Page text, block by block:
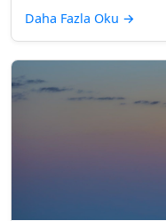
Daha Fazla Oku →